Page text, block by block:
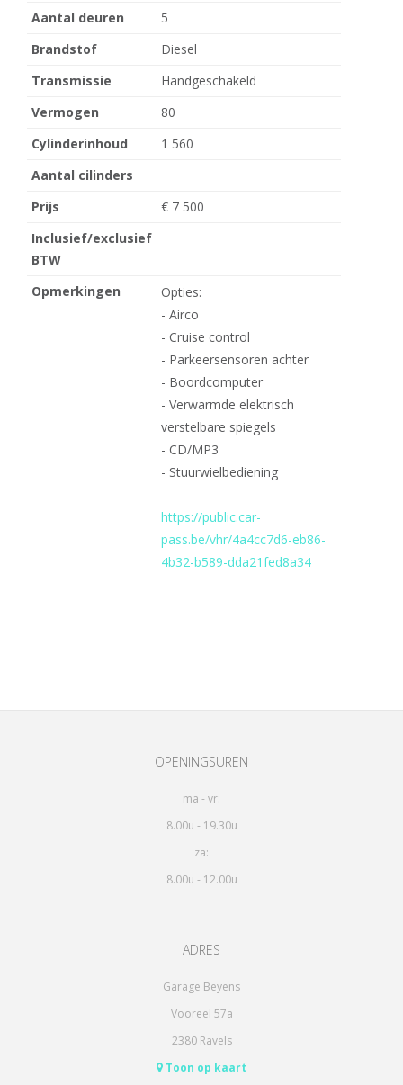
Aantal deuren
5
Brandstof
Diesel
Transmissie
Handgeschakeld
Vermogen
80
Cylinderinhoud
1 560
Aantal cilinders
Prijs
€ 7 500
Inclusief/exclusief
BTW
Opmerkingen
Opties:
- Airco
- Cruise control
- Parkeersensoren achter
- Boordcomputer
- Verwarmde elektrisch
verstelbare spiegels
- CD/MP3
- Stuurwielbediening
https://public.car-
pass.be/vhr/4a4cc7d6-eb86-
4b32-b589-dda21fed8a34
OPENINGSUREN
ma - vr:
8.00u - 19.30u
za:
8.00u - 12.00u
ADRES
Garage Beyens
Vooreel 57a
2380 Ravels
Toon op kaart